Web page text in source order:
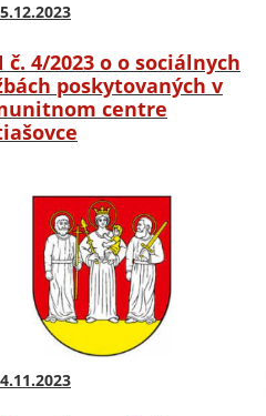
č. 4/2023 o o sociálnych
poskytovaných v
centre